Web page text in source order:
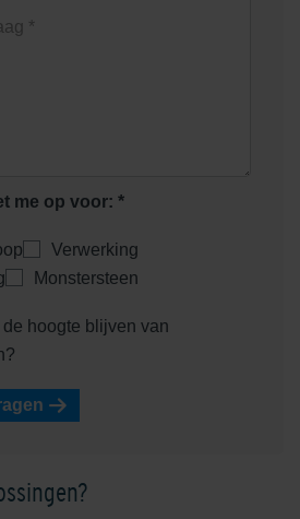
Helderwit
*
me op voor: *
Verwerking
Monstersteen
hoogte blijven van